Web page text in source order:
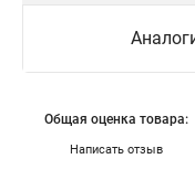
Написать отзыв
Общая оценка товара: